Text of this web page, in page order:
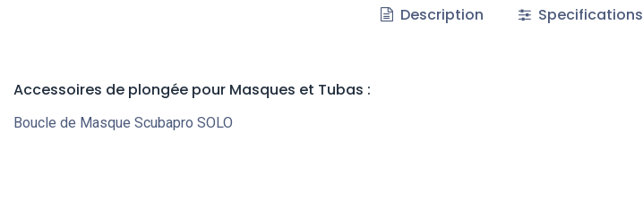
Description Specifications
Accessoires de plongée pour Masques et Tubas :
Boucle de Masque Scubapro SOLO